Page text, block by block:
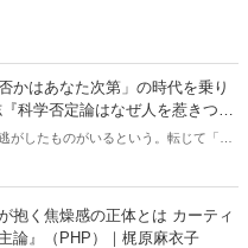
かはあなた次第」の時代を乗り
梶原麻衣子
がしたものがいるという。転じて「読
員のライター・梶原がお送りする時事
焦燥感の正体とは カーティ
論』（PHP）｜梶原麻衣子